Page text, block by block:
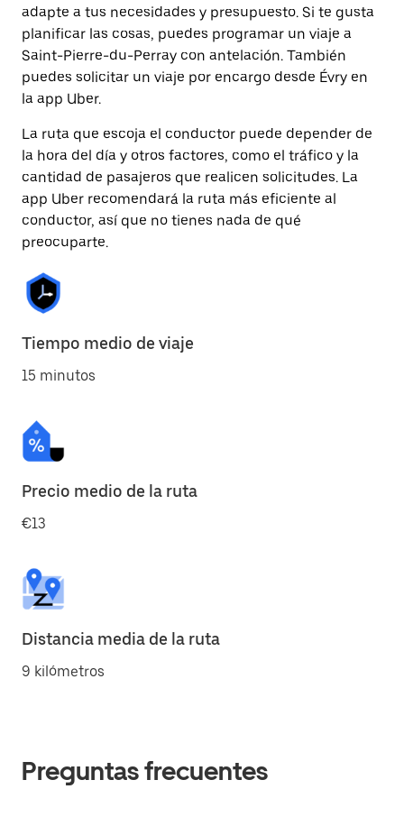
adapte a tus necesidades y presupuesto. Si te gusta
planificar las cosas, puedes programar un viaje a
Saint-Pierre-du-Perray con antelación. También
puedes solicitar un viaje por encargo desde Évry en
la app Uber.
La ruta que escoja el conductor puede depender de
la hora del día y otros factores, como el tráfico y la
cantidad de pasajeros que realicen solicitudes. La
app Uber recomendará la ruta más eficiente al
conductor, así que no tienes nada de qué
preocuparte.
Tiempo medio de viaje
15 minutos
Precio medio de la ruta
€13
Distancia media de la ruta
9 kilómetros
Preguntas frecuentes